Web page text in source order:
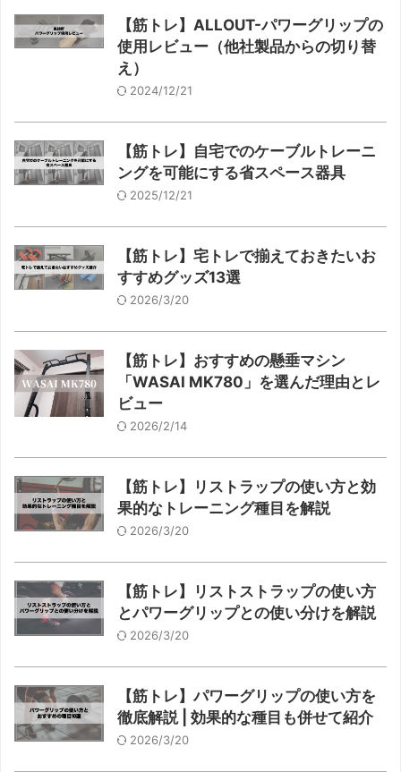
【筋トレ】ALLOUT-パワーグリップの
使用レビュー（他社製品からの切り替
え）
2024/12/21
【筋トレ】自宅でのケーブルトレーニ
ングを可能にする省スペース器具
2025/12/21
【筋トレ】宅トレで揃えておきたいお
すすめグッズ13選
2026/3/20
【筋トレ】おすすめの懸垂マシン
「WASAI MK780」を選んだ理由とレ
ビュー
2026/2/14
【筋トレ】リストラップの使い方と効
果的なトレーニング種目を解説
2026/3/20
【筋トレ】リストストラップの使い方
とパワーグリップとの使い分けを解説
2026/3/20
【筋トレ】パワーグリップの使い方を
徹底解説 | 効果的な種目も併せて紹介
2026/3/20